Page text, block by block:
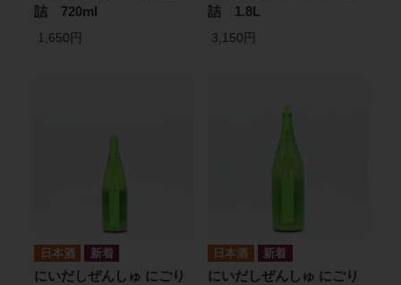
詰 720ml
1,650円
詰 1.8L
3,150円
日本酒
にいだしぜんしゅ にごり
日本酒
にいだしぜんしゅ にごり